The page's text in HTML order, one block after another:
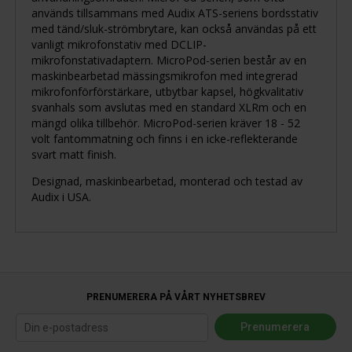
används tillsammans med Audix ATS-seriens bordsstativ
med tänd/sluk-strömbrytare, kan också användas på ett
vanligt mikrofonstativ med DCLIP-
mikrofonstativadaptern. MicroPod-serien består av en
maskinbearbetad mässingsmikrofon med integrerad
mikrofonförförstärkare, utbytbar kapsel, högkvalitativ
svanhals som avslutas med en standard XLRm och en
mängd olika tillbehör. MicroPod-serien kräver 18 - 52
volt fantommatning och finns i en icke-reflekterande
svart matt finish.
Designad, maskinbearbetad, monterad och testad av
Audix i USA.
PRENUMERERA PÅ VÅRT NYHETSBREV